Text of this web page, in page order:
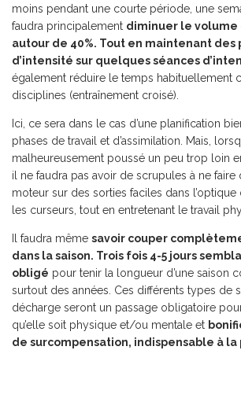
moins pendant une courte période, une
faudra principalement diminuer le volume
autour de 40%. Tout en maintenant
d’intensité sur quelques séances
également réduire le temps habituellement
disciplines (entraînement croisé).
Ici, ce sera dans le cas d’une planification
phases de travail et d’assimilation. Mais,
malheureusement poussé un peu trop loin
il ne faudra pas avoir de scrupules à ne
moteur sur des sorties faciles dans
les curseurs, tout en entretenant le travail
Il faudra même savoir couper
dans la saison. Trois fois 4-5 jours
obligé pour tenir la longueur d’une saison
surtout des années. Ces différents types de
décharge seront un passage obligatoire
qu’elle soit physique et/ou mentale et
de surcompensation, indispensable à la